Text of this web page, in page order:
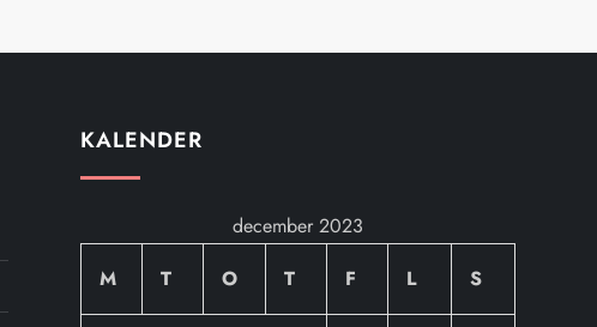
KALENDER
december 2023
M
T O T F L S